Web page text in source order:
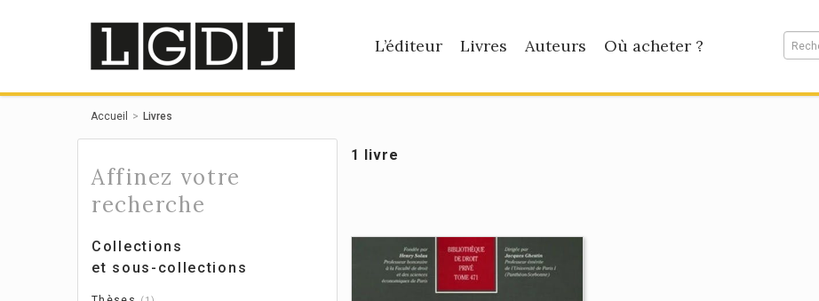
L’éditeur Livres Auteurs Où acheter ?
Accueil Livres
Affinez votre
recherche
Collections
et sous-collections
1 livre